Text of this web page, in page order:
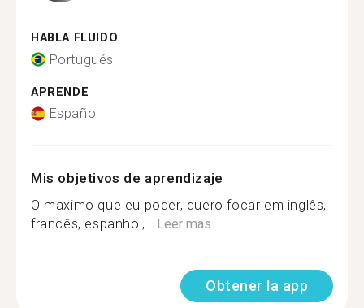
HABLA FLUIDO
Portugués
APRENDE
Español
Mis objetivos de aprendizaje
O maximo que eu poder, quero focar em inglês,
francês, espanhol,...Leer más
Obtener la app